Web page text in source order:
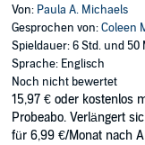
Von: Paula A. Michaels
Gesprochen von:Coleen
Spieldauer: 6 Std. und 50
Sprache: Englisch
Noch nicht bewertet
15,97 € oder kostenlos
Probeabo. Verlängert
für 6,99 €/Monat nach